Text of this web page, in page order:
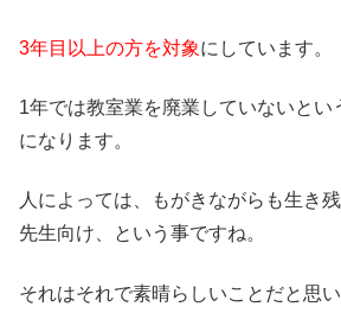
3年目以上の方を対象にしています。
1年では教室業を廃業していないとい
になります。
人によっては、もがきながらも生き
先生向け、という事ですね。
それはそれで素晴らしいことだと思い